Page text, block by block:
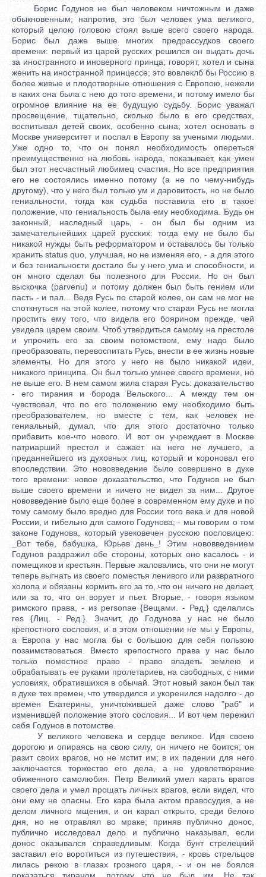
Борис Годунов не был человеком ничтожным и даже
обыкновенным; напротив, это был человек ума великого,
который целою головою стоял выше всего своего народа.
Борис был даже выше многих предрассудков своего
времени: первый из царей русских решился он выдать дочь
за иностранного и иноверного принца; говорят, хотел и сына
женить на иностранной принцессе; это вовлеклб бы Россию в
более живые и плодотворные отношения с Европою, нежели
в каких она была с нею до того времени, и потому имело бы
огромное влияние на ее будущую судьбу. Борис уважал
просвещение, тщательно, сколько было в его средствах,
воспитывал детей своих, особенно сына; хотел основать в
Москве университет и послал в Европу за учеными людьми.
Уже одно то, что он понял необходимость опереться
преимущественно на любовь народа, показывает, как умен
был этот несчастный любимец счастия. Но все предприятия
его не состоялись именно потому (а не по чему-нибудь
другому), что у него был только ум и даровитость, но не было
гениальности, тогда как судьба поставила его в такое
положение, что гениальность была ему необходима. Будь он
законный, наследный царь, - он был бы одним из
замечательнейших царей русских: тогда ему не было бы
никакой нужды быть реформатором и оставалось бы только
хранить status quo, улучшая, но не изменяя его, - а для этого
и без гениальности достало бы у него ума и способности, и
он много сделал бы полезного для России. Но он был
выскочка (parvenu) и потому должен был быть гением или
пасть - и пал... Ведя Русь по старой колее, он сам не мог не
споткнуться на этой колее, потому что старая Русь не могла
простить ему того, что видела его боярином прежде, чей
увидела царем своим. Чтоб утвердиться самому на престоле
и упрочить его за своим потомством, ему надо было
преобразовать, перевоспитать Русь, внести в ее жизнь новые
элементы. Но для этого у него не было никакой идеи,
никакого принципа. Он был только умнее своего времени, но
не выше его. В нем самом жила старая Русь: доказательство
- его тирания и борода Вельского... А между тем он
чувствовал, что по его положению ему необходимо быть
преобразователем, но вместе с тем, как человек не
гениальный, думал, что для этого достаточно только
прибавить кое-что нового. И вот он учреждает в Москве
патриарший престол и сажает на него не лучшего, а
преданнейшего из духовных лиц, который и короновал его
впоследствии. Это нововведение было совершено в духе
того времени: новое доказательство, что Годунов не был
выше своего времени и ничего не видел за ним... Другое
нововведение было еще более в современном ему духе и по
тому самому было вредно для России того века и для новой
России, и гибельно для самого Годунова; - мы говорим о том
законе Годунова, который увековечен русскою пословицею:
_Вот тебе, бабушка, Юрьев день_! Этим нововведением
Годунов раздражил обе стороны, которых оно касалось - и
помещиков и крестьян. Первые жаловались, что они не могут
теперь выгнать из своего поместья ленивого или развратного
холопа и обязаны кормить его за то, что он ничего не делает,
или за то, что он ворует и пьет. Вторые, - говоря языком
римского права, - из personae {Вещами. - Ред.} сделались
res {Лиц. - Ред.}. Значит, до Годунова у нас не было
крепостного сословия, и в этом отношении не мы у Европы,
а Европа у нас могла бы с большою для себя пользою
позаимствоваться. Вместо крепостного права у нас было
только поместное право - право владеть землею и
обрабатывать ее руками пролетариев, на свободных, с ними
условиях, обратившихся в обычай. Этот новый закон был так
в духе тех времен, что утвердился и укоренился надолго - до
времен Екатерины, уничтожившей даже слово "раб" и
изменившей положение этого сословия... И вот чем пережил
себя Годунов в потомстве.
У великого человека и сердце великое. Идя своею
дорогою и опираясь на свою силу, он ничего не боится; он
разит своих врагов, но не мстит им; в их падении для него
заключается торжество его дела, а не удовлетворение
обиженного самолюбия. Петр Великий умел карать врагов
своего дела и умел прощать личных врагов, если видел, что
они ему не опасны. Его кара была актом правосудия, а не
делом личного мщения, и он карал открыто, среди белого
дня, но не отравлял во мраке; приняв публично донос,
публично исследовал дело и публично наказывал, если
донос оказывался справедливым. Когда бунт стрелецкий
заставил его воротиться из путешествия, - кровь стрельцов
лилась рекою в глазах грозного царя, - и он не боялся
показаться тираном, потому что не был им. Не так